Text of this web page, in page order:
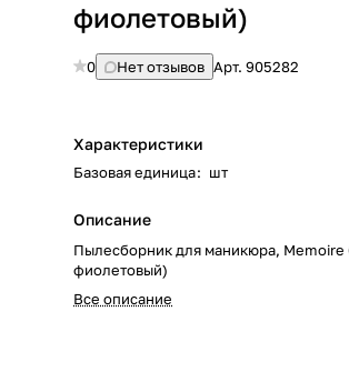
фиолетовый)
0 Нет отзывов Арт.905282
Характеристики
Базовая единица: шт
Описание
Пылесборник для маникюра, Memoire
фиолетовый)
Все описание